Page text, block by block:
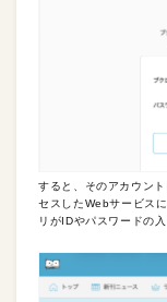
すると、そのアカウン
セスしたWebサービス
リがIDやパスワードの